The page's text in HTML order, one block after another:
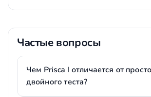
Частые вопросы
Чем Prisca I отличается от
двойного теста?